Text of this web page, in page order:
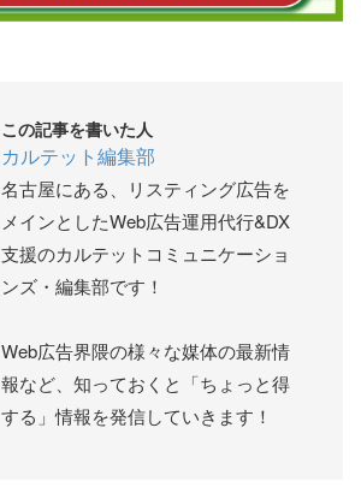
この記事を書いた人
カルテット編集部
名古屋にある、リスティング広告を
メインとしたWeb広告運用代行&DX
支援のカルテットコミュニケーショ
ンズ・編集部です！
Web広告界隈の様々な媒体の最新情
報など、知っておくと「ちょっと得
する」情報を発信していきます！